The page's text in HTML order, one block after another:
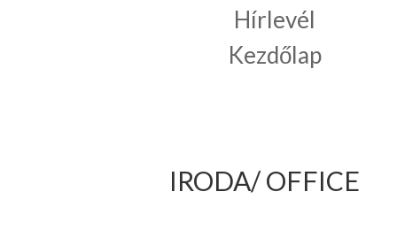
Hírlevél
Kezdőlap
IRODA/ OFFICE